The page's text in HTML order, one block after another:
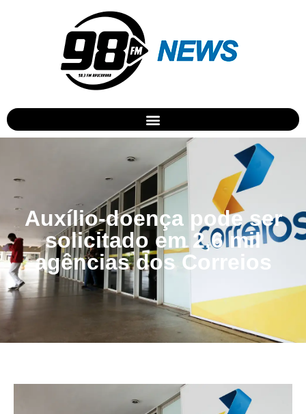
Auxílio-doença pode ser
solicitado em 2,6 mil
agências dos Correios